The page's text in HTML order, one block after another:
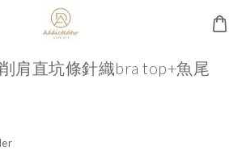
肩直坑條針織bra top+魚尾